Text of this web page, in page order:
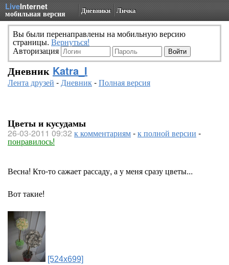
LiveInternet
мобильная версия Дневники Личка
Вы были перенаправлены на мобильную версию
страницы. Вернуться!
Авторизация
Дневник Katra_I
Лента друзей -Дневник-Полная версия
Цветы и кусудамы
26-03-2011 09:32 к комментариям-к полной версии -
понравилось!
Весна! Кто-то сажает рассаду, а у меня сразу цветы...
Вот такие!
[524x699]